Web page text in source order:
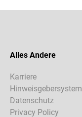
Alles Andere
Karriere
Hinweisgebersystem
Datenschutz
Privacy Policy